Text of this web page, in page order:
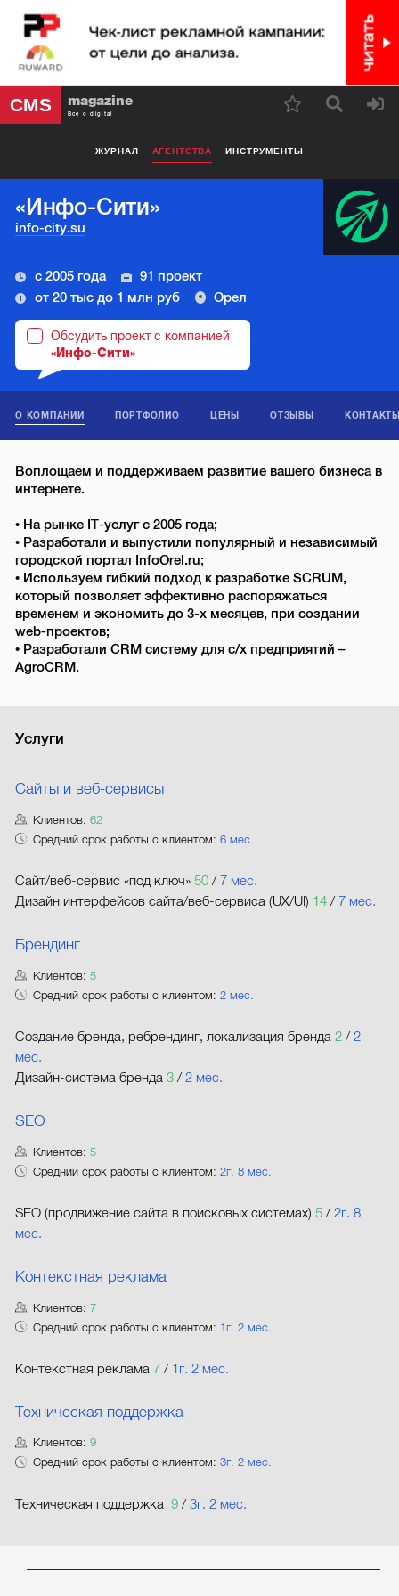
CMS magazine
Все о digital
ЖУРНАЛ АГЕНТСТВА ИНСТРУМЕНТЫ
«Инфо-Сити»
info-city.su
с 2005 года
91 проект
от 20 тыс до 1 млн руб
Орел
Обсудить проект с компанией
«Инфо-Сити»
О КОМПАНИИ ПОРТФОЛИО ЦЕНЫ ОТЗЫВЫ
Воплощаем и поддерживаем развитие вашего бизнеса в
интернете.
• На рынке IT-услуг с 2005 года;
• Разработали и выпустили популярный и независимый
городской портал InfoOrel.ru;
• Используем гибкий подход к разработке SCRUM,
который позволяет эффективно распоряжаться
временем и экономить до 3-х месяцев, при создании
web-проектов;
• Разработали CRM систему для с/х предприятий –
AgroCRM.
Услуги
Сайты и веб-сервисы
Клиентов:62
Средний срок работы с клиентом:6 мес.
Сайт/веб-сервис «под ключ» 50 /7 мес.
Дизайн интерфейсов сайта/веб-сервиса (UX/UI) 14 /7 мес.
Брендинг
Клиентов:5
Средний срок работы с клиентом:2 мес.
Создание бренда, ребрендинг, локализация бренда 2 /2
мес.
Дизайн-система бренда 3 /2 мес.
SEO
Клиентов:5
Средний срок работы с клиентом:2г. 8 мес.
SEO (продвижение сайта в поисковых системах) 5 /2г. 8
мес.
Контекстная реклама
Клиентов:7
Средний срок работы с клиентом: 1г. 2 мес.
Контекстная реклама 7 / 1г. 2 мес.
Техническая поддержка
Клиентов:9
Средний срок работы с клиентом:3г. 2 мес.
Техническая поддержка 9 /3г. 2 мес.